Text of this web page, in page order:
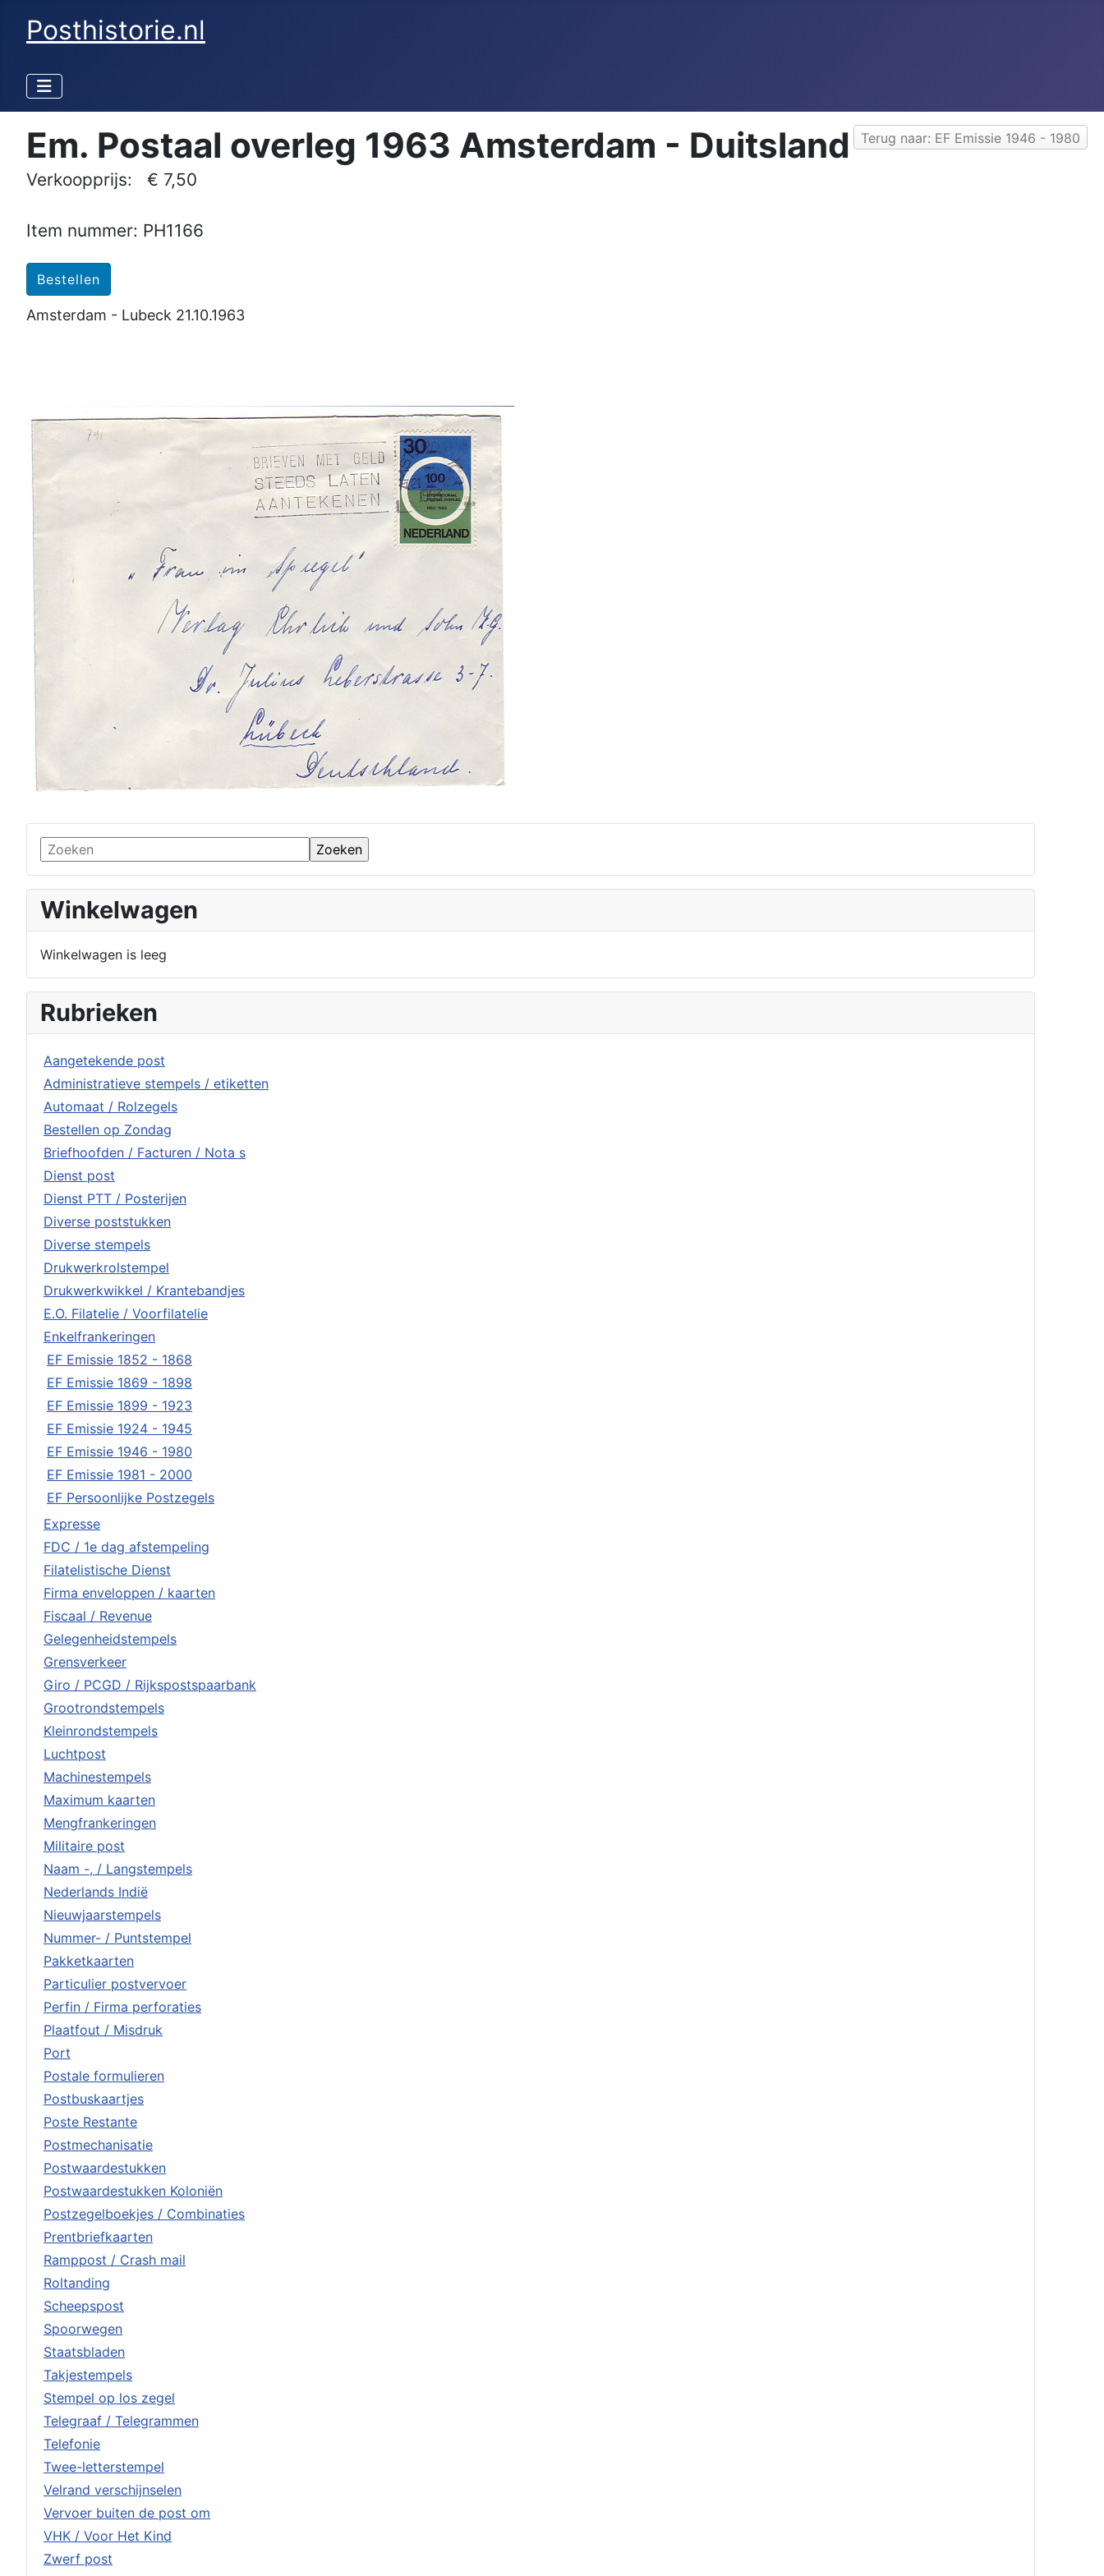
Posthistorie.nl
Winkelwagen
Winkelwagen is leeg
Rubrieken
Aangetekende post
Administratieve stempels / etiketten
Automaat / Rolzegels
Bestellen op Zondag
Briefhoofden / Facturen / Nota s
Dienst post
Dienst PTT / Posterijen
Diverse poststukken
Diverse stempels
Drukwerkrolstempel
Drukwerkwikkel / Krantebandjes
E.O. Filatelie / Voorfilatelie
Enkelfrankeringen
EF Emissie 1852 - 1868
EF Emissie 1869 - 1898
EF Emissie 1899 - 1923
EF Emissie 1924 - 1945
EF Emissie 1946 - 1980
EF Emissie 1981 - 2000
EF Persoonlijke Postzegels
Expresse
FDC / 1e dag afstempeling
Filatelistische Dienst
Firma enveloppen / kaarten
Fiscaal / Revenue
Gelegenheidstempels
Grensverkeer
Giro / PCGD / Rijkspostspaarbank
Grootrondstempels
Kleinrondstempels
Luchtpost
Machinestempels
Maximum kaarten
Mengfrankeringen
Militaire post
Naam -, / Langstempels
Nederlands Indië
Nieuwjaarstempels
Nummer- / Puntstempel
Pakketkaarten
Particulier postvervoer
Perfin / Firma perforaties
Plaatfout / Misdruk
Port
Postale formulieren
Postbuskaartjes
Poste Restante
Postmechanisatie
Postwaardestukken
Postwaardestukken Koloniën
Postzegelboekjes / Combinaties
Prentbriefkaarten
Ramppost / Crash mail
Roltanding
Scheepspost
Spoorwegen
Staatsbladen
Takjestempels
Stempel op los zegel
Telegraaf / Telegrammen
Telefonie
Twee-letterstempel
Velrand verschijnselen
Vervoer buiten de post om
VHK / Voor Het Kind
Zwerf post
Terug naar: EF Emissie 1946 - 1980
Em. Postaal overleg 1963 Amsterdam - Duitsland
Verkoopprijs: € 7,50
Item nummer: PH1166
Amsterdam - Lubeck 21.10.1963